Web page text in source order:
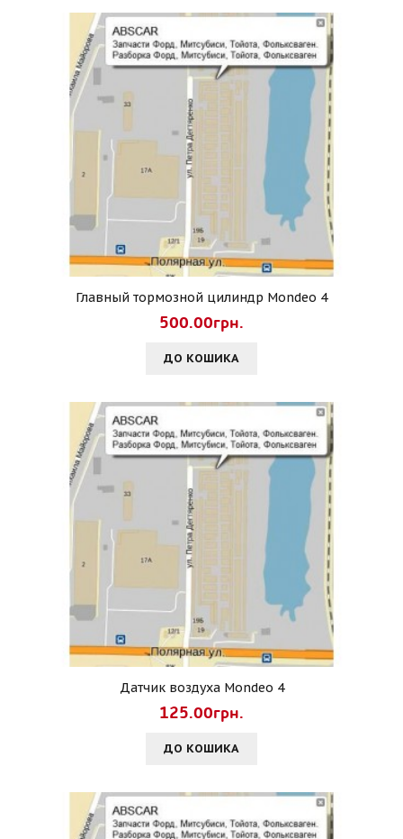
Главный тормозной цилиндр Mondeo 4
500.00грн.
ДО КОШИКА
Датчик воздуха Mondeo 4
125.00грн.
ДО КОШИКА